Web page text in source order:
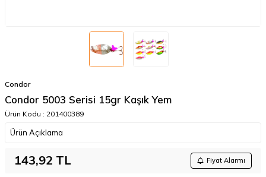
Condor
Condor 5003 Serisi 15gr Kaşık Yem
Ürün Kodu : 201400389
Ürün Açıklama
143,92 TL Fiyat Alarmı